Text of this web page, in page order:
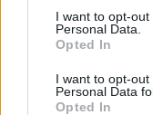
consent section.
I want to opt-
Personal Data.
Opted In
I want to opt-
Personal Data
Opted In